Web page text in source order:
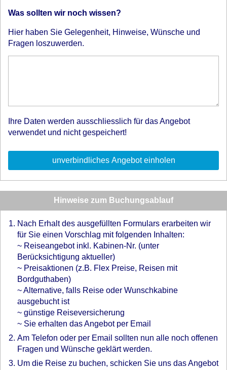
Was sollten wir noch wissen?
Hier haben Sie Gelegenheit, Hinweise, Wünsche und
Fragen loszuwerden.
Ihre Daten werden ausschliesslich für das Angebot
verwendet und nicht gespeichert!
Hinweise zum Buchungsablauf
Nach Erhalt des ausgefüllten Formulars erarbeiten wir
für Sie einen Vorschlag mit folgenden Inhalten:
~ Reiseangebot inkl. Kabinen-Nr. (unter
Berücksichtigung aktueller)
~ Preisaktionen (z.B. Flex Preise, Reisen mit
Bordguthaben)
~ Alternative, falls Reise oder Wunschkabine
ausgebucht ist
~ günstige Reiseversicherung
~ Sie erhalten das Angebot per Email
Am Telefon oder per Email sollten nun alle noch offenen
Fragen und Wünsche geklärt werden.
Um die Reise zu buchen, schicken Sie uns das Angebot